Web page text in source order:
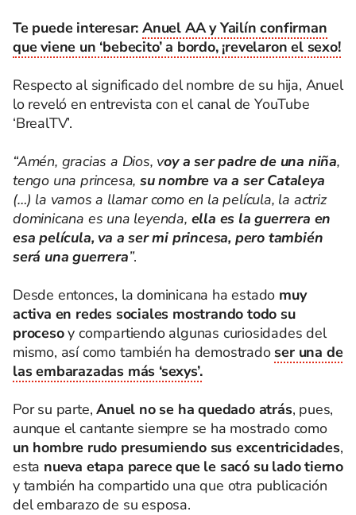
Te puede interesar:Anuel AA y Yailín confirman
que viene un ‘bebecito’ a bordo, ¡revelaron el sexo!
Respecto al significado del nombre de su hija, Anuel
lo reveló en entrevista con el canal de YouTube
‘BrealTV’.
“Amén, gracias a Dios, voy a ser padre de una niña,
tengo una princesa,su nombre va a ser Cataleya
(…) la vamos a llamar como en la película, la actriz
dominicana es una leyenda, ella es la guerrera en
esa película, va a ser mi princesa, pero también
será una guerrera”.
Desde entonces, la dominicana ha estado muy
activa en redes sociales mostrando todo su
procesoy compartiendo algunas curiosidades del
mismo, así como también ha demostrado ser una de
las embarazadas más ‘sexys’.
Por su parte,Anuel no se ha quedado atrás, pues,
aunque el cantante siempre se ha mostrado como
un hombre rudo presumiendo sus excentricidades,
esta nueva etapa parece que le sacó su lado tierno
y también ha compartido una que otra publicación
del embarazo de su esposa.